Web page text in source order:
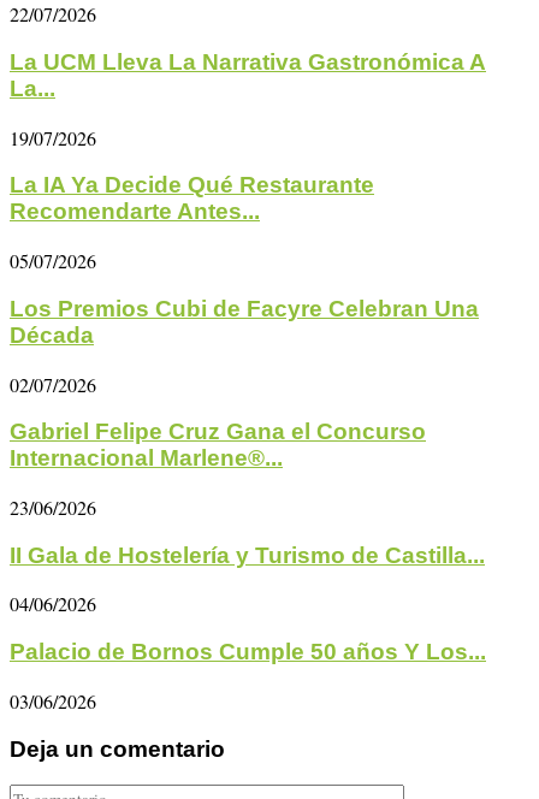
22/07/2026
La UCM Lleva La Narrativa Gastronómica A
La...
19/07/2026
La IA Ya Decide Qué Restaurante
Recomendarte Antes...
05/07/2026
Los Premios Cubi de Facyre Celebran Una
Década
02/07/2026
Gabriel Felipe Cruz Gana el Concurso
Internacional Marlene®...
23/06/2026
II Gala de Hostelería y Turismo de Castilla...
04/06/2026
Palacio de Bornos Cumple 50 años Y Los...
03/06/2026
Deja un comentario